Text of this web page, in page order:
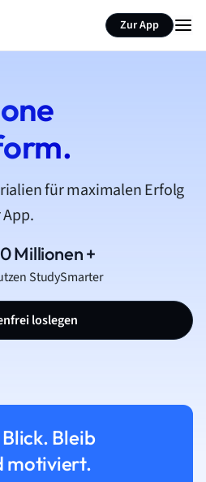
Zur App
für maximalen Erfolg
Millionen +
StudySmarter
loslegen
Bleib
motiviert.